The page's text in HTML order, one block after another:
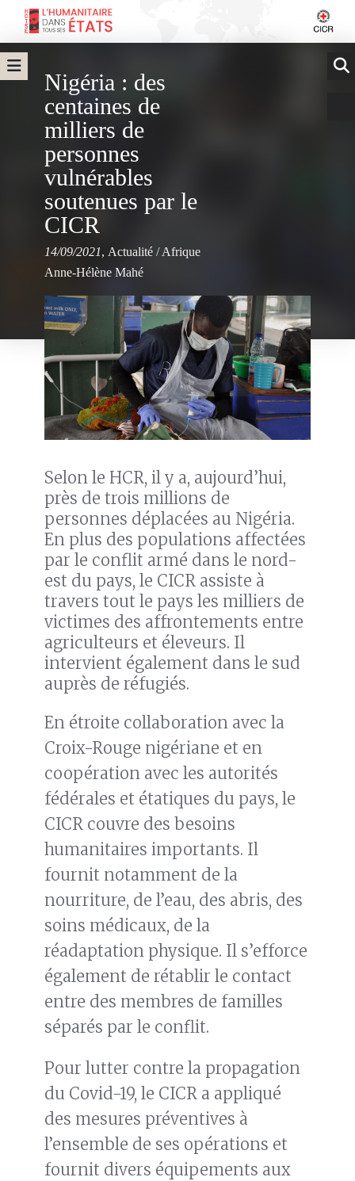
Nigéria : des
centaines de
milliers de
personnes
vulnérables
soutenues par le
CICR
14/09/2021, Actualité /Afrique
Anne-Hélène Mahé
Selon le HCR, il y a, aujourd’hui,
près de trois millions de
personnes déplacées au Nigéria.
En plus des populations affectées
par le conflit armé dans le nord-
est du pays, le CICR assiste à
travers tout le pays les milliers de
victimes des affrontements entre
agriculteurs et éleveurs. Il
intervient également dans le sud
auprès de réfugiés.
En étroite collaboration avec la
Croix-Rouge nigériane et en
coopération avec les autorités
fédérales et étatiques du pays, le
CICR couvre des besoins
humanitaires importants. Il
fournit notamment de la
nourriture, de l’eau, des abris, des
soins médicaux, de la
réadaptation physique. Il s’efforce
également de rétablir le contact
entre des membres de familles
séparés par le conflit.
Pour lutter contre la propagation
du Covid-19, le CICR a appliqué
des mesures préventives à
l’ensemble de ses opérations et
fournit divers équipements aux